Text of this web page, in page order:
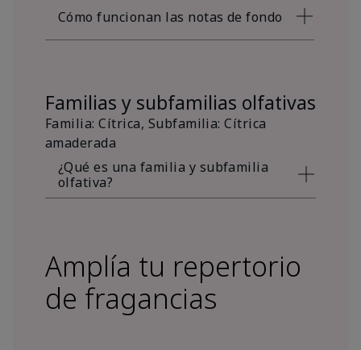
Cómo funcionan las notas de fondo
Familias y subfamilias olfativas
Familia: Cítrica, Subfamilia: Cítrica
amaderada
¿Qué es una familia y subfamilia
olfativa?
Amplía tu repertorio
de fragancias